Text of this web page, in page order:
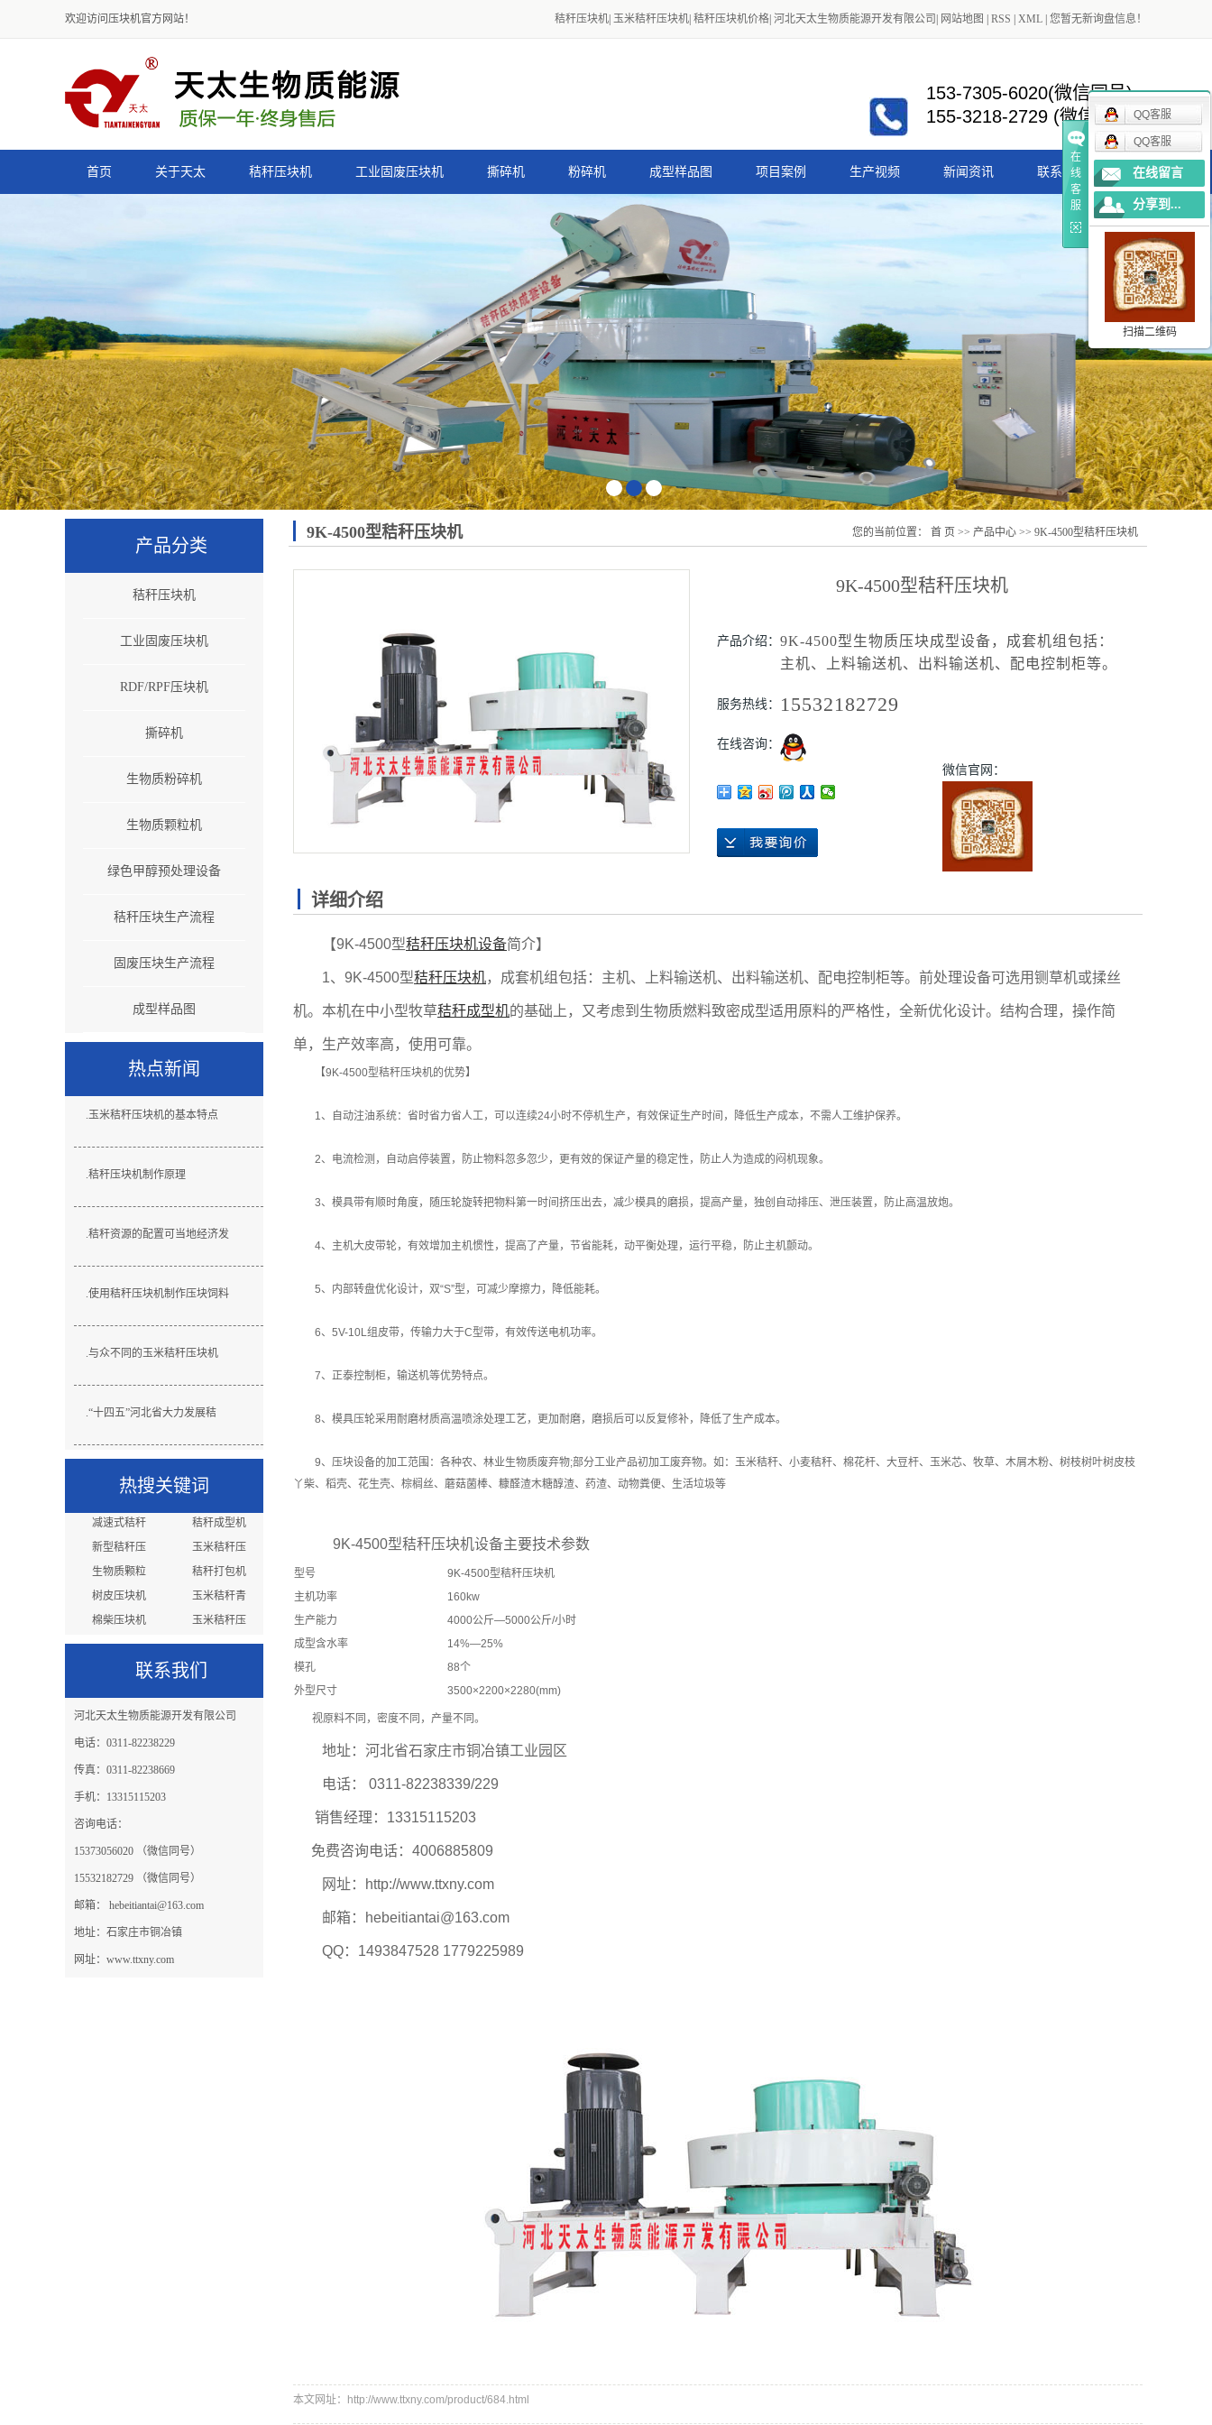
欢迎访问压块机官方网站！ 秸秆压块机 玉米秸秆压块机 秸秆压块机价格 河北天太生物质能源开发有限公司 网站地图 RSS XML 您暂无新询盘信息！
153-7305-6020(微信同号)
155-3218-2729 (微信同号)
首页 关于天太 秸秆压块机
减速式秸秆压块机
皮带式秸秆压块机
工业固废压块机 撕碎机 粉碎机 成型样品图 项目案例 生产视频 新闻资讯 联系我们
1 2 3
产品分类
秸秆压块机
工业固废压块机
RDF/RPF压块机
撕碎机
生物质粉碎机
生物质颗粒机
绿色甲醇预处理设备
秸秆压块生产流程
固废压块生产流程
成型样品图
热点新闻
.玉米秸秆压块机的基本特点
.秸秆压块机制作原理
.秸秆资源的配置可当地经济发
.使用秸秆压块机制作压块饲料
.与众不同的玉米秸秆压块机
.“十四五”河北省大力发展秸
热搜关键词
减速式秸秆
秸秆成型机
新型秸秆压
玉米秸秆压
生物质颗粒
秸秆打包机
树皮压块机
玉米秸秆青
棉柴压块机
玉米秸秆压
秸秆压块机
小麦秸秆压
联系我们
河北天太生物质能源开发有限公司
电话：0311-82238229
传真：0311-82238669
手机：13315115203
咨询电话：
15373056020 （微信同号）
15532182729 （微信同号）
邮箱： hebeitiantai@163.com
地址：石家庄市铜冶镇
网址：www.ttxny.com
9K-4500型秸秆压块机 您的当前位置： 首 页 >> 产品中心 >> 9K-4500型秸秆压块机
9K-4500型秸秆压块机
产品介绍： 9K-4500型生物质压块成型设备，成套机组包括：
主机、上料输送机、出料输送机、配电控制柜等。
服务热线： 15532182729
在线咨询：
微信官网：
详细介绍
【9K-4500型秸秆压块机设备简介】
1、9K-4500型秸秆压块机，成套机组包括：主机、上料输送机、出料输送机、配电控制柜等。前处理设备可选用铡草机或揉丝
机。本机在中小型牧草秸秆成型机的基础上，又考虑到生物质燃料致密成型适用原料的严格性，全新优化设计。结构合理，操作简
单，生产效率高，使用可靠。
【9K-4500型秸秆压块机的优势】
1、自动注油系统：省时省力省人工，可以连续24小时不停机生产，有效保证生产时间，降低生产成本，不需人工维护保养。
2、电流检测，自动启停装置，防止物料忽多忽少，更有效的保证产量的稳定性，防止人为造成的闷机现象。
3、模具带有顺时角度，随压轮旋转把物料第一时间挤压出去，减少模具的磨损，提高产量，独创自动排压、泄压装置，防止高温放炮。
4、主机大皮带轮，有效增加主机惯性，提高了产量，节省能耗，动平衡处理，运行平稳，防止主机颤动。
5、内部转盘优化设计，双“S”型，可减少摩擦力，降低能耗。
6、5V-10L组皮带，传输力大于C型带，有效传送电机功率。
7、正泰控制柜，输送机等优势特点。
8、模具压轮采用耐磨材质高温喷涂处理工艺，更加耐磨，磨损后可以反复修补，降低了生产成本。
9、压块设备的加工范围：各种农、林业生物质废弃物;部分工业产品初加工废弃物。如：玉米秸秆、小麦秸秆、棉花杆、大豆杆、玉米芯、牧草、木屑木粉、树枝树叶树皮枝
丫柴、稻壳、花生壳、棕榈丝、蘑菇菌棒、糠醛渣木糖醇渣、药渣、动物粪便、生活垃圾等
9K-4500型秸秆压块机设备主要技术参数
型号
9K-4500型秸秆压块机
主机功率
160kw
生产能力
4000公斤—5000公斤/小时
成型含水率
14%—25%
模孔
88个
外型尺寸
3500×2200×2280(mm)
视原料不同，密度不同，产量不同。
地址：河北省石家庄市铜冶镇工业园区
电话： 0311-82238339/229
销售经理：13315115203
免费咨询电话：4006885809
网址：http://www.ttxny.com
邮箱：hebeitiantai@163.com
QQ：1493847528 1779225989
本文网址：http://www.ttxny.com/product/684.html
在
线
客
服
QQ客服
QQ客服
在线留言
分享到...
扫描二维码